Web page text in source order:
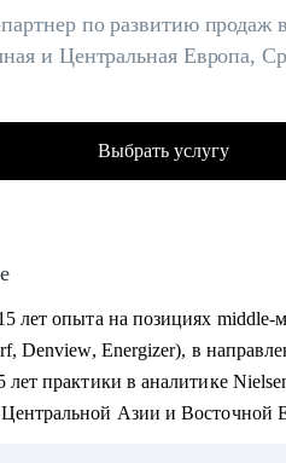
по развитию продаж
и Центральная Европа,
Выбрать услугу
лет опыта на позициях
Denview, Energizer), в
лет практики в аналитике
Азии и Восточной